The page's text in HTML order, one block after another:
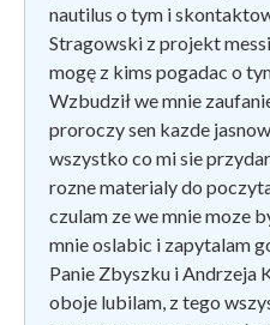
nautilus o tym i
Stragowski z projekt
mogę z kims pogadac o
Wzbudził we mnie
proroczy sen kazde
wszystko co mi sie
rozne materialy do
czulam ze we mnie moze
mnie oslabic i zapytalam
Panie Zbyszku i Andrzeja
oboje lubilam, z tego